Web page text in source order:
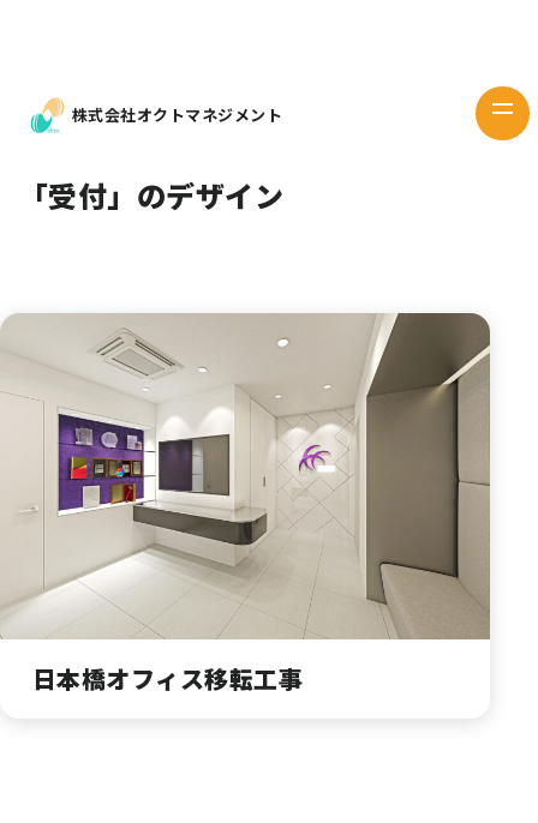
株式会社オクトマネジメント
企業情報
お問い
合わせ
「受付」のデザイン
日本橋オフィス移転工事